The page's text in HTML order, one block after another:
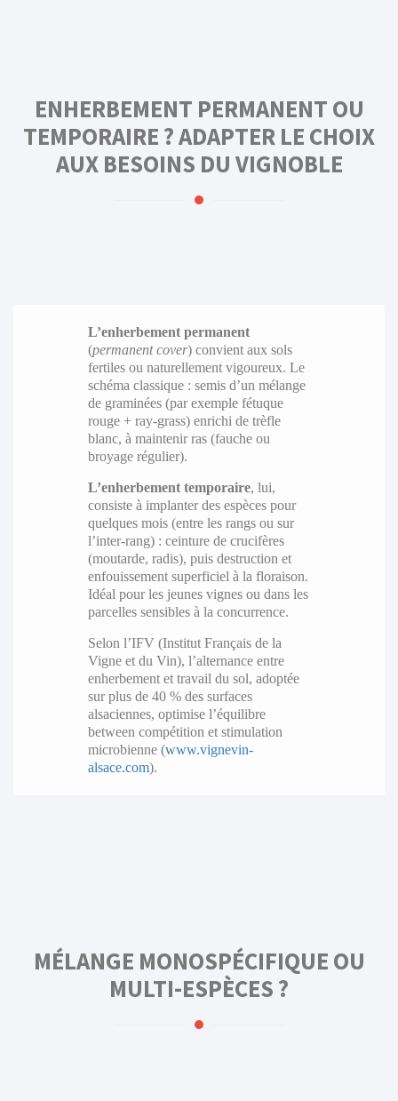
ENHERBEMENT PERMANENT OU
TEMPORAIRE ? ADAPTER LE CHOIX
AUX BESOINS DU VIGNOBLE
L’enherbement permanent
(permanent cover) convient aux sols
fertiles ou naturellement vigoureux. Le
schéma classique : semis d’un mélange
de graminées (par exemple fétuque
rouge + ray-grass) enrichi de trèfle
blanc, à maintenir ras (fauche ou
broyage régulier).
L’enherbement temporaire, lui,
consiste à implanter des espèces pour
quelques mois (entre les rangs ou sur
l’inter-rang) : ceinture de crucifères
(moutarde, radis), puis destruction et
enfouissement superficiel à la floraison.
Idéal pour les jeunes vignes ou dans les
parcelles sensibles à la concurrence.
Selon l’IFV (Institut Français de la
Vigne et du Vin), l’alternance entre
enherbement et travail du sol, adoptée
sur plus de 40 % des surfaces
alsaciennes, optimise l’équilibre
between compétition et stimulation
microbienne (www.vignevin-
alsace.com).
MÉLANGE MONOSPÉCIFIQUE OU
MULTI-ESPÈCES ?